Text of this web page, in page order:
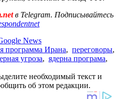
в Telegram. Подписывайтесь
News
программа Ирана, переговоры,
угроза, ядерна програма,
необходимый текст и
об этом редакции.